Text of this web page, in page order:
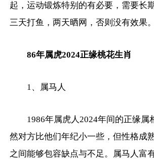
起，运动锻炼特别的有必要，需要长
三天打鱼，两天晒网，否则没有效果。
86年属虎2024正缘桃花生肖
1、属马人
1986年属虎人2024年间的正缘属
然对方比他们年纪小一些，但性格成
之间能够包容缺点与不足。属马人富